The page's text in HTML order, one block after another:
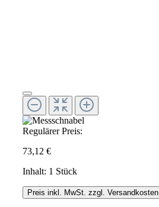
Regulärer Preis:
73,12 €
Inhalt: 1 Stück
Preis inkl. MwSt. zzgl. Versandkosten